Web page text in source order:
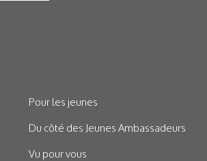
Pour les jeunes
Du côté des Jeunes Ambassadeurs
Vu pour vous